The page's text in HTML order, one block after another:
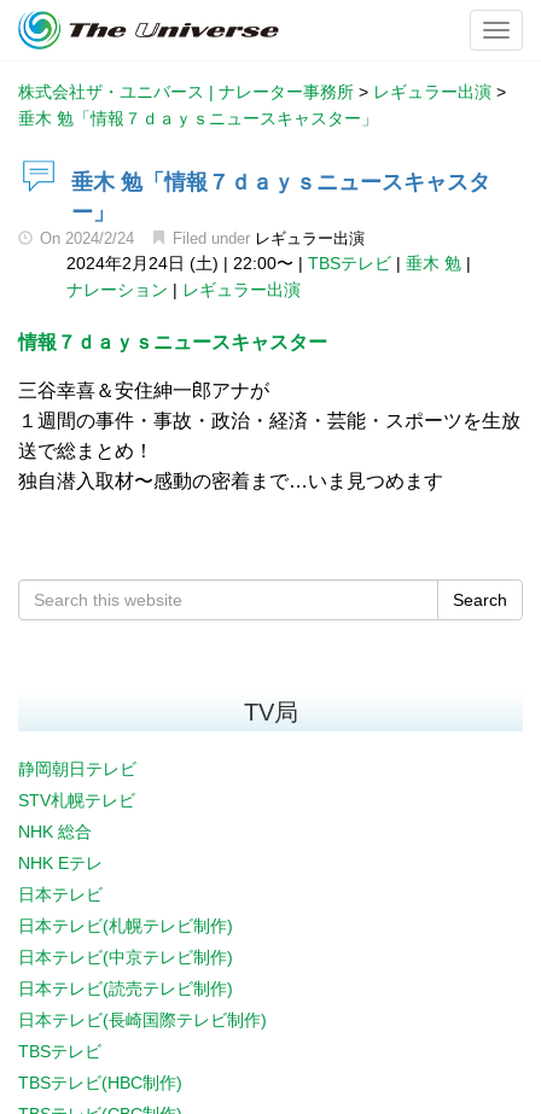
株式会社ザ・ユニバース | ナレーター事務所 > レギュラー出演 >
垂木 勉「情報７ｄａｙｓニュースキャスター」
垂木 勉「情報７ｄａｙｓニュースキャスタ
ー」
On 2024/2/24 Filed under レギュラー出演
2024年2月24日 (土) | 22:00〜 | TBSテレビ | 垂木 勉 |
ナレーション | レギュラー出演
情報７ｄａｙｓニュースキャスター
三谷幸喜＆安住紳一郎アナが
１週間の事件・事故・政治・経済・芸能・スポーツを生放
送で総まとめ！
独自潜入取材〜感動の密着まで…いま見つめます
Search
TV局
静岡朝日テレビ
STV札幌テレビ
NHK 総合
NHK Eテレ
日本テレビ
日本テレビ(札幌テレビ制作)
日本テレビ(中京テレビ制作)
日本テレビ(読売テレビ制作)
日本テレビ(長崎国際テレビ制作)
TBSテレビ
TBSテレビ(HBC制作)